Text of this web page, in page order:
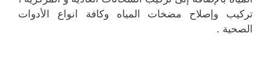
تركيب وإصلاح مضخات المياه وكافة انواع الأدوات
الصحية .